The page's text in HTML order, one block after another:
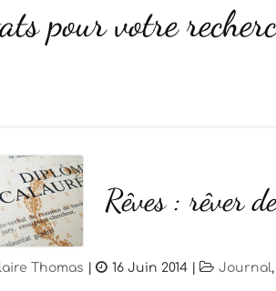
pour votre
Rêves : rêver
Thomas | 16 Juin 2014 | Journal,